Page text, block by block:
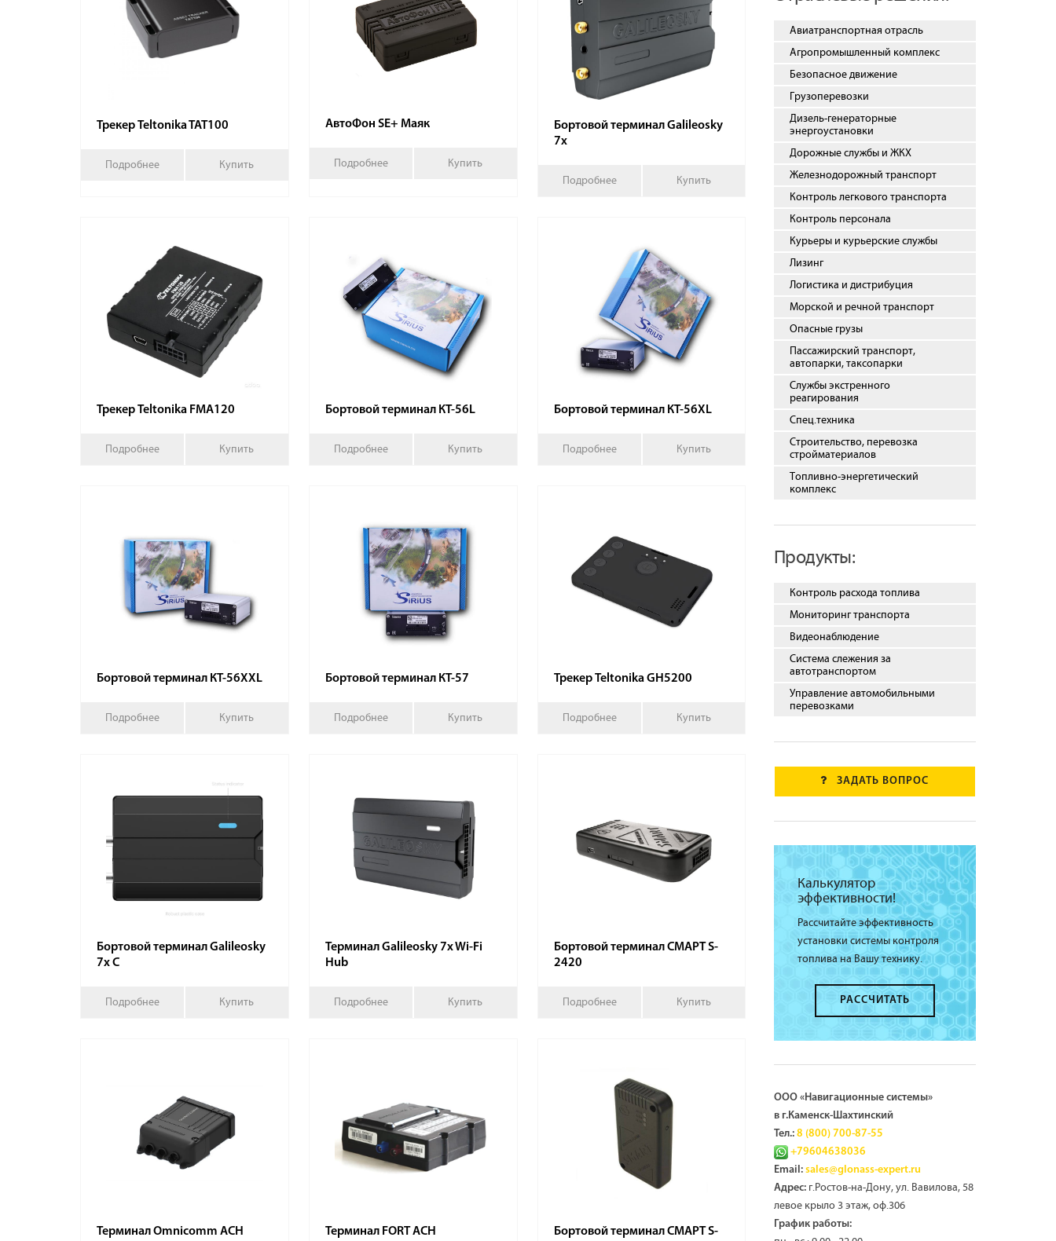
Трекер Teltonika TAT100
Подробнее Купить
АвтоФон SE+ Маяк
Подробнее Купить
Бортовой терминал Galileosky
7x
Подробнее Купить
Трекер Teltonika FMA120
Подробнее Купить
Бортовой терминал КТ-56L
Подробнее Купить
Бортовой терминал КТ-56XL
Подробнее Купить
Бортовой терминал КТ-56XXL
Подробнее Купить
Бортовой терминал КТ-57
Подробнее Купить
Трекер Teltonika GH5200
Подробнее Купить
Бортовой терминал Galileosky
7x C
Подробнее Купить
Терминал Galileosky 7x Wi-Fi
Hub
Подробнее Купить
Бортовой терминал СМАРТ S-
2420
Подробнее Купить
Терминал Omnicomm АСН Терминал FORT АСН
Бортовой терминал СМАРТ S-
Авиатранспортная отрасль
Агропромышленный комплекс
Безопасное движение
Грузоперевозки
Дизель-генераторные
энергоустановки
Дорожные службы и ЖКХ
Железнодорожный транспорт
Контроль легкового транспорта
Контроль персонала
Курьеры и курьерские службы
Лизинг
Логистика и дистрибуция
Морской и речной транспорт
Опасные грузы
Пассажирский транспорт,
автопарки, таксопарки
Службы экстренного
реагирования
Спец.техника
Строительство, перевозка
стройматериалов
Топливно-энергетический
комплекс
Продукты:
Контроль расхода топлива
Мониторинг транспорта
Видеонаблюдение
Система слежения за
автотранспортом
Управление автомобильными
перевозками
ЗАДАТЬ ВОПРОС
Калькулятор
эффективности!
Рассчитайте эффективность
установки системы контроля
топлива на Вашу технику.
РАССЧИТАТЬ
ООО «Навигационные системы»
в г.Каменск-Шахтинский
Тел.: 8 (800) 700-87-55
+79604638036
Email: sales@glonass-expert.ru
Адрес:г.Ростов-на-Дону, ул. Вавилова, 58
левое крыло 3 этаж, оф.306
График работы: